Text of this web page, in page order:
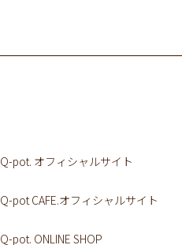
Q-pot. オフィシャルサイト
Q-pot CAFE.オフィシャルサイト
Q-pot. ONLINE SHOP